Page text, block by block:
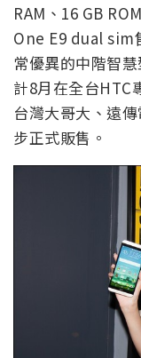
RAM、16 GB
One E9 dual sim
常優異的中階智
計8月在全台HTC
台灣大哥大、遠
步正式販售。